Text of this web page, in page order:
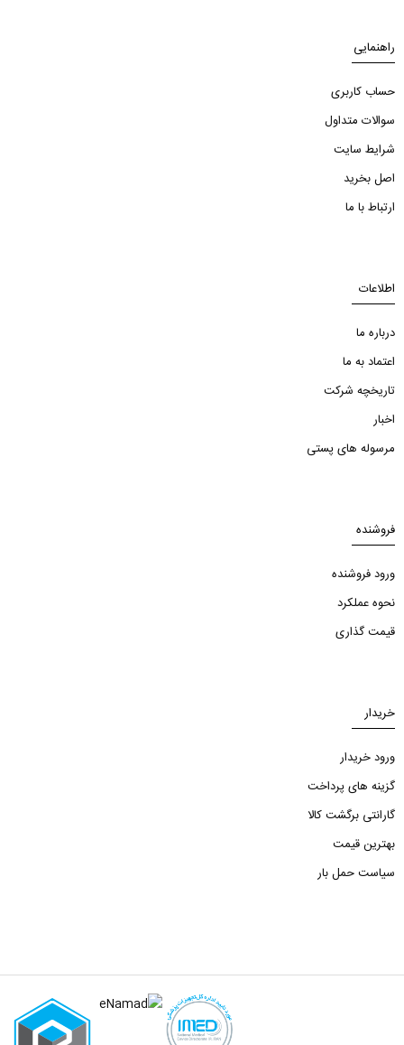
راهنمایی
حساب کاربری
سوالات متداول
شرایط سایت
اصل بخرید
ارتباط با ما
اطلاعات
درباره ما
اعتماد به ما
تاریخچه شرکت
اخبار
مرسوله های پستی
فروشنده
ورود فروشنده
نحوه عملکرد
قیمت گذاری
خریدار
ورود خریدار
گزینه های پرداخت
گارانتی برگشت کالا
بهترین قیمت
سیاست حمل بار